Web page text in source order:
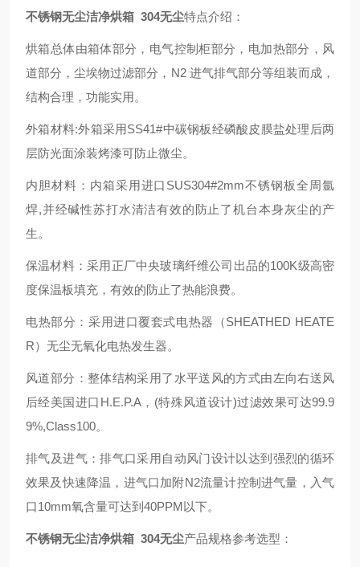
不锈钢无尘洁净烘箱 304无尘特点介绍：
烘箱总体由箱体部分，电气控制柜部分，电加热部分，风
道部分，尘埃物过滤部分，N2 进气排气部分等组装而成，
结构合理，功能实用。
外箱材料:外箱采用SS41#中碳钢板经磷酸皮膜盐处理后两
层防光面涂装烤漆可防止微尘。
内胆材料：内箱采用进口SUS304#2mm不锈钢板全周氩
焊,并经碱性苏打水清洁有效的防止了机台本身灰尘的产
生。
保温材料：采用正厂中央玻璃纤维公司出品的100K级高密
度保温板填充，有效的防止了热能浪费。
电热部分：采用进口覆套式电热器（SHEATHED HEATE
R）无尘无氧化电热发生器。
风道部分：整体结构采用了水平送风的方式由左向右送风
后经美国进口H.E.P.A，(特殊风道设计)过滤效果可达99.9
9%,Class100。
排气及进气：排气口采用自动风门设计以达到强烈的循环
效果及快速降温，进气口加附N2流量计控制进气量，入气
口10mm氧含量可达到40PPM以下。
不锈钢无尘洁净烘箱 304无尘产品规格参考选型：